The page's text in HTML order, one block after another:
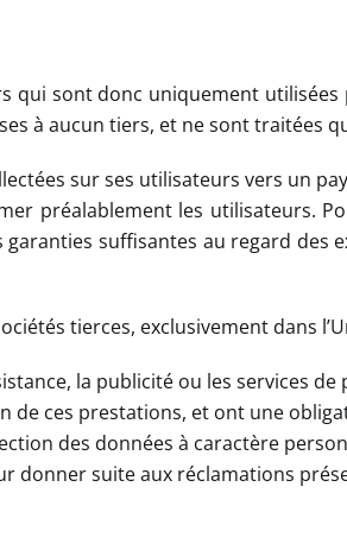
sont donc uniquement
à aucun tiers, et ne sont traitées
sur ses utilisateurs vers un
préalablement les utilisateurs.
suffisantes au regard des
tierces, exclusivement dans
la publicité ou les services
de ces prestations, et ont une
des données à caractère
donner suite aux réclamations